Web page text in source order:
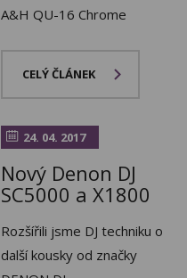
A&H QU-16 Chrome
CELÝ ČLÁNEK
24. 04. 2017
Nový Denon DJ
SC5000 a X1800
Rozšířili jsme DJ techniku o
další kousky od značky